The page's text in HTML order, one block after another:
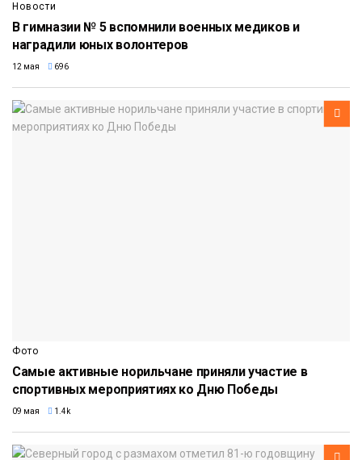
Новости
В гимназии № 5 вспомнили военных медиков и
наградили юных волонтеров
12 мая 696
Фото
Самые активные норильчане приняли участие в
спортивных мероприятиях ко Дню Победы
09 мая 1.4k